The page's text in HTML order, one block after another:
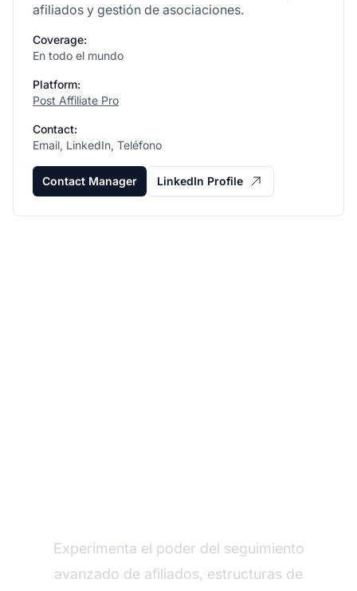
afiliados y gestión de asociaciones.
Coverage:
En todo el mundo
Platform:
Post Affiliate Pro
Contact:
Email, LinkedIn, Teléfono
Contact Manager LinkedIn Profile
Experimenta el poder del seguimiento
avanzado de afiliados, estructuras de